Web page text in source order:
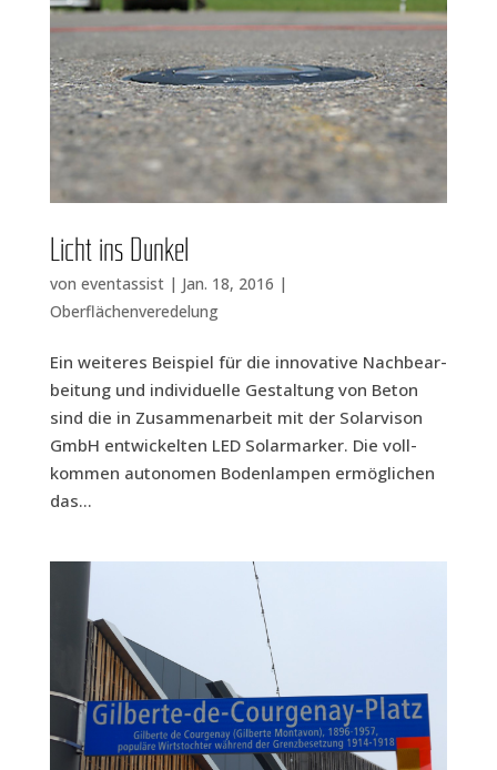
Licht ins Dunkel
von eventassist| Jan. 18, 2016 |
Oberflächenveredelung
Ein wei­te­res Bei­spiel für die inno­va­ti­ve Nach­be­ar­
bei­tung und indi­vi­du­el­le Gestal­tung von Beton
sind die in Zusam­men­ar­beit mit der Solar­vi­son
GmbH ent­wi­ckel­ten LED Solar­mar­ker. Die voll­
kom­men auto­no­men Boden­lam­pen ermög­li­chen
das...